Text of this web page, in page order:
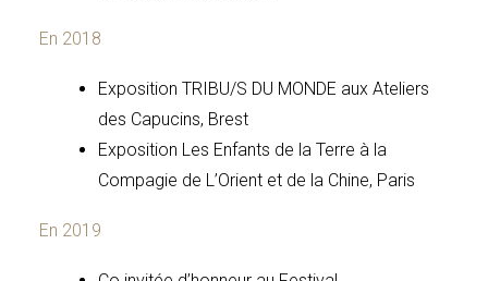
En 2018
Exposition TRIBU/S DU MONDE aux Ateliers
des Capucins, Brest
Exposition Les Enfants de la Terre à la
Compagie de L’Orient et de la Chine, Paris
En 2019